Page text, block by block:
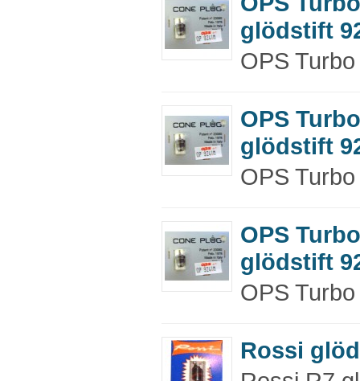
glödstift
OPS
OPS Turbo
glödstift
OPS
OPS Turbo
glödstift
OPS
Rossi